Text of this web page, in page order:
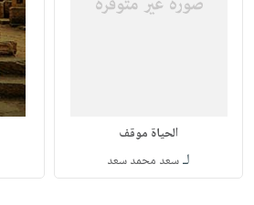
الحياة موقف
لـسعد محمد سعد